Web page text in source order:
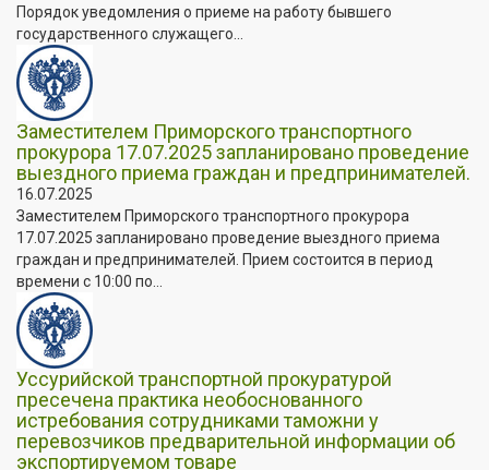
Порядок уведомления о приеме на работу бывшего
государственного служащего...
Заместителем Приморского транспортного
прокурора 17.07.2025 запланировано проведение
выездного приема граждан и предпринимателей.
16.07.2025
Заместителем Приморского транспортного прокурора
17.07.2025 запланировано проведение выездного приема
граждан и предпринимателей. Прием состоится в период
времени с 10:00 по...
Уссурийской транспортной прокуратурой
пресечена практика необоснованного
истребования сотрудниками таможни у
перевозчиков предварительной информации об
экспортируемом товаре